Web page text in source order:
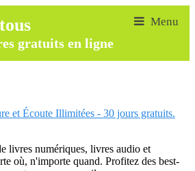
gratuits en ligne
et Écoute Illimitées - 30 jours gratuits.
livres numériques, livres audio et
où, n'importe quand. Profitez des best-